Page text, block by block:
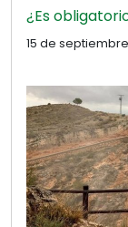
¿Es
15 de